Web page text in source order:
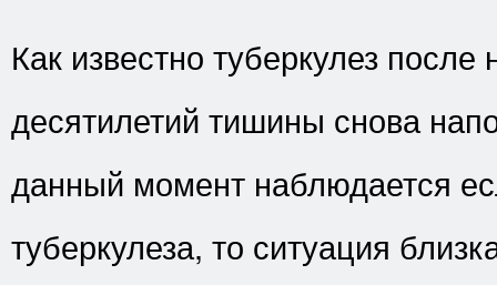
Как известно туберкулез после
десятилетий тишины снова
данный момент наблюдается
туберкулеза, то ситуация